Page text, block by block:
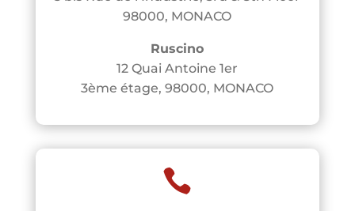
98000, MONACO
Ruscino
12 Quai Antoine 1er
3ème étage, 98000, MONACO
